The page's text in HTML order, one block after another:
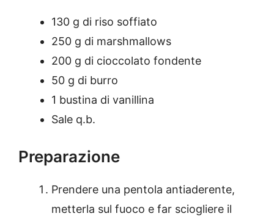
130 g di riso soffiato
250 g di marshmallows
200 g di cioccolato fondente
50 g di burro
1 bustina di vanillina
Sale q.b.
Preparazione
Prendere una pentola antiaderente,
metterla sul fuoco e far sciogliere il